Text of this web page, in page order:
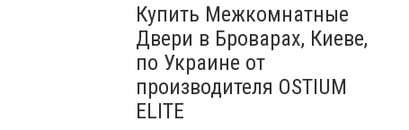
Купить Межкомнатные
Двери в Броварах, Киеве,
по Украине от
производителя OSTIUM
ELITE